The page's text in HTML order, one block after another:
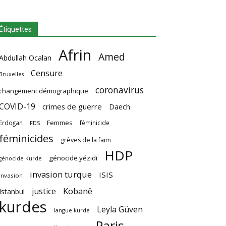
Ocalan Afrin Amed
Censure
démographique coronavirus
19 crimes de guerre Daech
FDS Femmes féminicide
grèves de la faim
Kurde génocide yézidi HDP
invasion turque ISIS
justice Kobanê
langue kurde Leyla Güven